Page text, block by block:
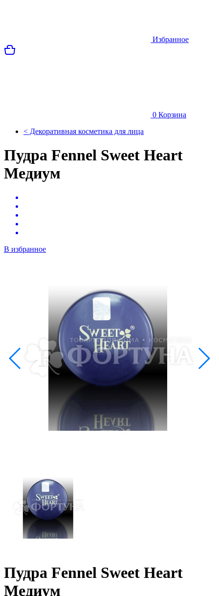
Избранное
0 Корзина
< Декоративная косметика для лица
Пудра Fennel Sweet Heart
Медиум
В избранное
Пудра Fennel Sweet Heart
Медиум